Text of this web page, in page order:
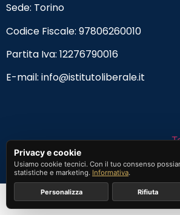
Sede: Torino
Codice Fiscale: 97806260010
Partita Iva: 12276790016
E-mail: info@istitutoliberale.it
Privacy e cookie
Usiamo cookie tecnici. Con il tuo consenso
statistiche e marketing. Informativa.
Personalizza Rifiuta